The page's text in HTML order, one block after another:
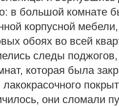
в большой комнате
корпусной
обоях во всей
следы
которая была
они сломали